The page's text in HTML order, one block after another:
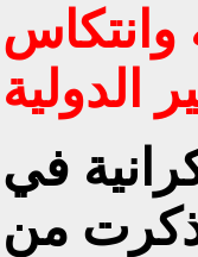
وانتكاس
الدولية
في
2013 استذكرت من